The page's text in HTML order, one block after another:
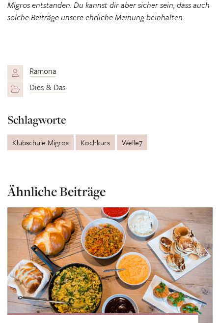
Migros entstanden. Du kannst dir aber sicher sein, dass auch
solche Beiträge unsere ehrliche Meinung beinhalten.
Ramona
Dies & Das
Schlagworte
Klubschule Migros Kochkurs Welle7
Ähnliche Beiträge